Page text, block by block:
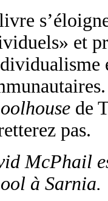
et
de
pas.
McPhail
à Sarnia.